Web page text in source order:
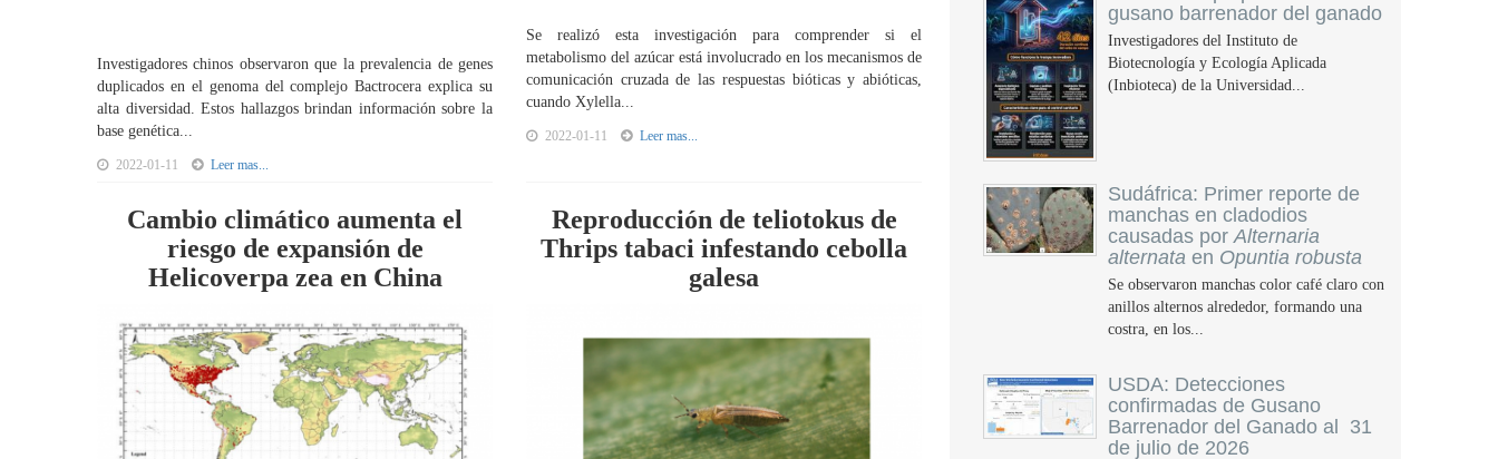
Investigadores chinos observaron que la prevalencia de genes
duplicados en el genoma del complejo Bactrocera explica su
alta diversidad. Estos hallazgos brindan información sobre la
base genética...
2022-01-11 Leer mas...
Se realizó esta investigación para comprender si el
metabolismo del azúcar está involucrado en los mecanismos de
comunicación cruzada de las respuestas bióticas y abióticas,
cuando Xylella...
2022-01-11 Leer mas...
Cambio climático aumenta el
riesgo de expansión de
Helicoverpa zea en China
Reproducción de teliotokus de
Thrips tabaci infestando cebolla
galesa
gusano barrenador del ganado
Investigadores del Instituto de
Biotecnología y Ecología Aplicada
(Inbioteca) de la Universidad...
Sudáfrica: Primer reporte de
manchas en cladodios
causadas porAlternaria
alternata en Opuntia robusta
Se observaron manchas color café claro con
anillos alternos alrededor, formando una
costra, en los...
USDA: Detecciones
confirmadas de Gusano
Barrenador del Ganado al 31
de julio de 2026